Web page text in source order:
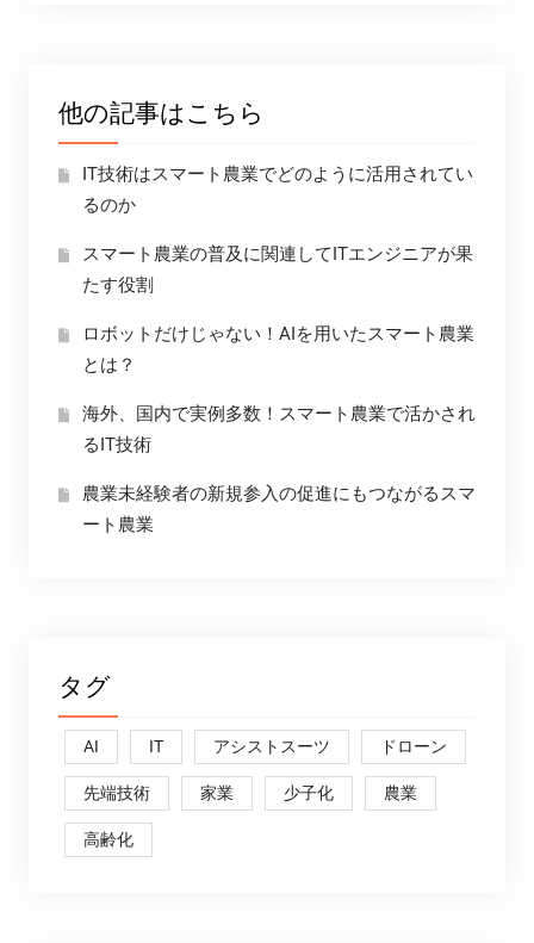
他の記事はこちら
IT技術はスマート農業でどのように活用されてい
るのか
スマート農業の普及に関連してITエンジニアが果
たす役割
ロボットだけじゃない！AIを用いたスマート農業
とは？
海外、国内で実例多数！スマート農業で活かされ
るIT技術
農業未経験者の新規参入の促進にもつながるスマ
ート農業
タグ
AI IT アシストスーツ ドローン
先端技術 家業 少子化 農業
高齢化